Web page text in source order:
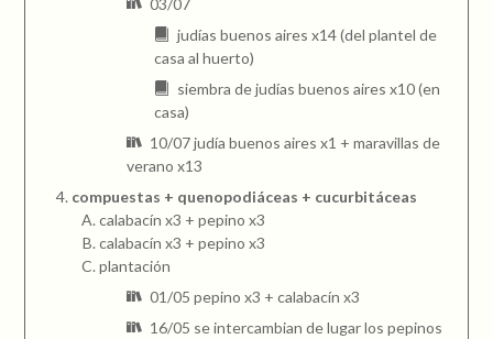
03/07
judías buenos aires x14 (del plantel de
casa al huerto)
siembra de judías buenos aires x10 (en
casa)
10/07 judía buenos aires x1 + maravillas de
verano x13
compuestas + quenopodiáceas + cucurbitáceas
calabacín x3 + pepino x3
calabacín x3 + pepino x3
plantación
01/05 pepino x3 + calabacín x3
16/05 se intercambian de lugar los pepinos